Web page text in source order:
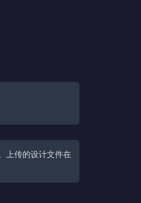
上传的设计文件在